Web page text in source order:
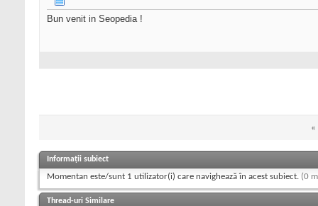
Bun venit in Seopedia !
«
Informații subiect
Momentan este/sunt 1 utilizator(i) care navighează în acest subiect. (0
Thread-uri Similare